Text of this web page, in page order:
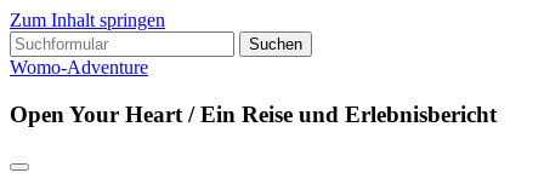
Zum Inhalt springen
Suchen
nach:
Womo-Adventure
Open Your Heart / Ein Reise und Erlebnisbericht